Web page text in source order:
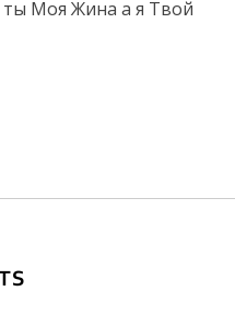
ты Моя Жина а я Твой